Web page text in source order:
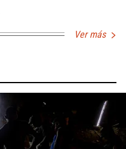
Ver más